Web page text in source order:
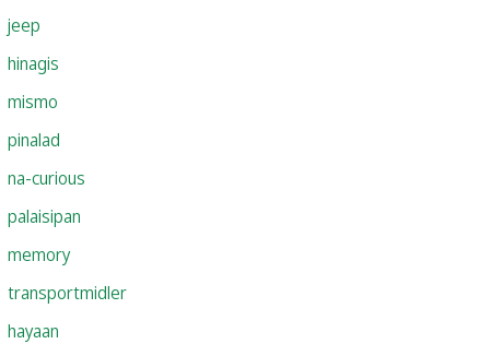
jeep
hinagis
mismo
pinalad
na-curious
palaisipan
memory
transportmidler
hayaan